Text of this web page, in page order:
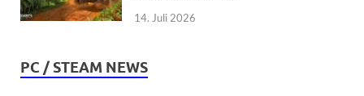
14. Juli 2026
PC / STEAM NEWS